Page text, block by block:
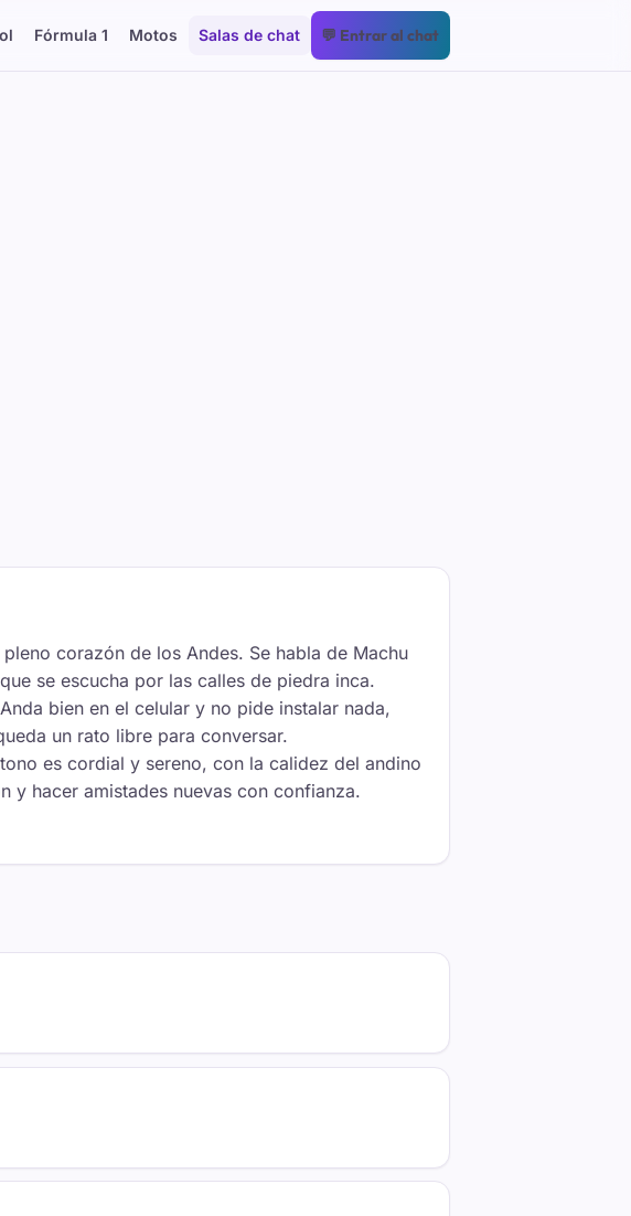
Fórmula 1 Motos Salas de chat 💬 Entrar al chat
corazón de los Andes. Se habla de Machu
se escucha por las calles de piedra inca.
bien en el celular y no pide instalar nada,
un rato libre para conversar.
es cordial y sereno, con la calidez del andino
y hacer amistades nuevas con confianza.